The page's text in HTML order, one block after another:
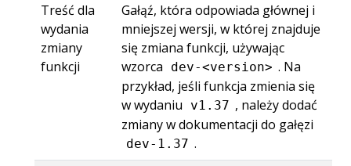
Treść dla
wydania
zmiany
funkcji
Gałąź, która odpowiada głównej i
mniejszej wersji, w której znajduje
się zmiana funkcji, używając
wzorca
dev-<version> . Na
przykład, jeśli funkcja zmienia się
w wydaniu
v1.37 , należy dodać
zmiany w dokumentacji do gałęzi
dev-1.37 .